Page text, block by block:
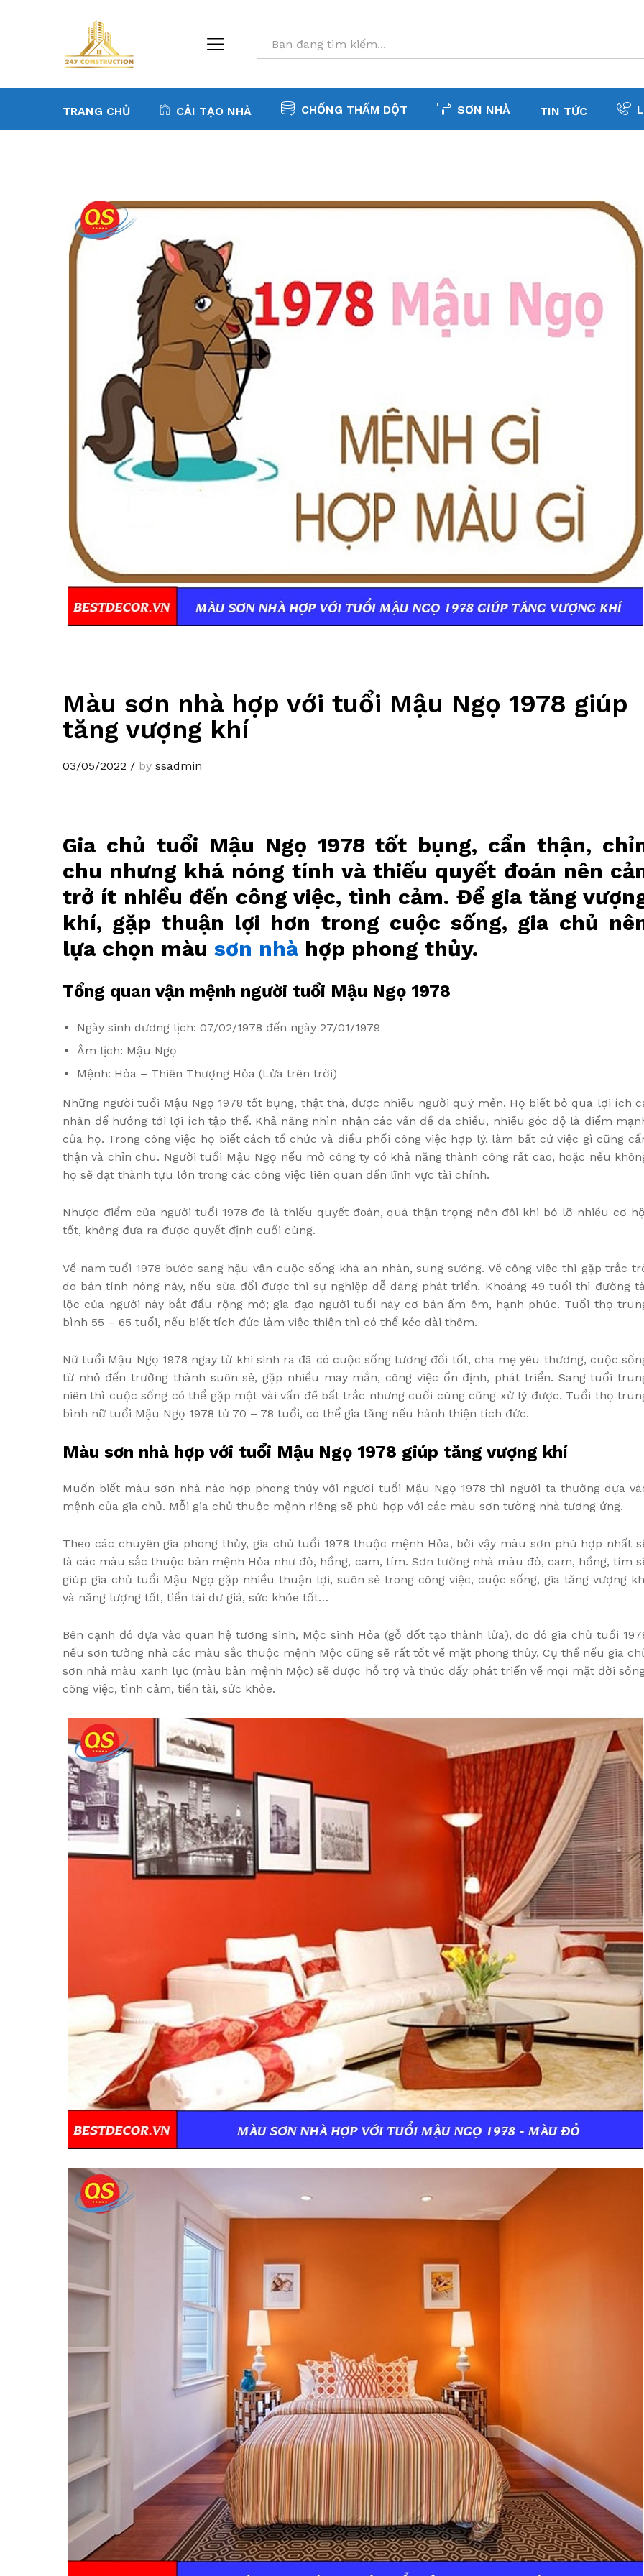
TRANG CHỦ CẢI TẠO NHÀ CHỐNG THẤM DỘT SƠN NHÀ TIN TỨC
Màu sơn nhà hợp với tuổi Mậu Ngọ 1978 giúp
tăng vượng khí
03/05/2022 / by ssadmin
Gia chủ tuổi Mậu Ngọ 1978 tốt bụng, cẩn thận,
chu nhưng khá nóng tính và thiếu quyết đoán nên
trở ít nhiều đến công việc, tình cảm. Để gia tăng
khí, gặp thuận lợi hơn trong cuộc sống, gia chủ
lựa chọn màu sơn nhà hợp phong thủy.
Tổng quan vận mệnh người tuổi Mậu Ngọ 1978
Ngày sinh dương lịch: 07/02/1978 đến ngày 27/01/1979
Âm lịch: Mậu Ngọ
Mệnh: Hỏa – Thiên Thượng Hỏa (Lửa trên trời)
Những người tuổi Mậu Ngọ 1978 tốt bụng, thật thà, được nhiều người quý mến. Họ biết bỏ qua lợi ích
nhân để hướng tới lợi ích tập thể. Khả năng nhìn nhận các vấn đề đa chiều, nhiều góc độ là điểm
của họ. Trong công việc họ biết cách tổ chức và điều phối công việc hợp lý, làm bất cứ việc gì cũng
thận và chỉn chu. Người tuổi Mậu Ngọ nếu mở công ty có khả năng thành công rất cao, hoặc nếu
họ sẽ đạt thành tựu lớn trong các công việc liên quan đến lĩnh vực tài chính.
Nhược điểm của người tuổi 1978 đó là thiếu quyết đoán, quá thận trọng nên đôi khi bỏ lỡ nhiều cơ
tốt, không đưa ra được quyết định cuối cùng.
Về nam tuổi 1978 bước sang hậu vận cuộc sống khá an nhàn, sung sướng. Về công việc thì gặp trắc
do bản tính nóng nảy, nếu sửa đổi được thì sự nghiệp dễ dàng phát triển. Khoảng 49 tuổi thì đường
lộc của người này bắt đầu rộng mở; gia đạo người tuổi này cơ bản ấm êm, hạnh phúc. Tuổi thọ
bình 55 – 65 tuổi, nếu biết tích đức làm việc thiện thì có thể kéo dài thêm.
Nữ tuổi Mậu Ngọ 1978 ngay từ khi sinh ra đã có cuộc sống tương đối tốt, cha mẹ yêu thương, cuộc
từ nhỏ đến trưởng thành suôn sẻ, gặp nhiều may mắn, công việc ổn định, phát triển. Sang tuổi
niên thì cuộc sống có thể gặp một vài vấn đề bất trắc nhưng cuối cùng cũng xử lý được. Tuổi thọ
bình nữ tuổi Mậu Ngọ 1978 từ 70 – 78 tuổi, có thể gia tăng nếu hành thiện tích đức.
Màu sơn nhà hợp với tuổi Mậu Ngọ 1978 giúp tăng vượng khí
Muốn biết màu sơn nhà nào hợp phong thủy với người tuổi Mậu Ngọ 1978 thì người ta thường dựa
mệnh của gia chủ. Mỗi gia chủ thuộc mệnh riêng sẽ phù hợp với các màu sơn tường nhà tương ứng.
Theo các chuyên gia phong thủy, gia chủ tuổi 1978 thuộc mệnh Hỏa, bởi vậy màu sơn phù hợp nhất
là các màu sắc thuộc bản mệnh Hỏa như đỏ, hồng, cam, tím. Sơn tường nhà màu đỏ, cam, hồng, tím
giúp gia chủ tuổi Mậu Ngọ gặp nhiều thuận lợi, suôn sẻ trong công việc, cuộc sống, gia tăng vượng
và năng lượng tốt, tiền tài dư giả, sức khỏe tốt…
Bên cạnh đó dựa vào quan hệ tương sinh, Mộc sinh Hỏa (gỗ đốt tạo thành lửa), do đó gia chủ tuổi
nếu sơn tường nhà các màu sắc thuộc mệnh Mộc cũng sẽ rất tốt về mặt phong thủy. Cụ thể nếu gia
sơn nhà màu xanh lục (màu bản mệnh Mộc) sẽ được hỗ trợ và thúc đẩy phát triển về mọi mặt đời
công việc, tình cảm, tiền tài, sức khỏe.